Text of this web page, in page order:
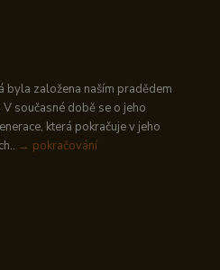
byla založena naším pradědem
současné době se o jeho
která pokračuje v jeho
→ pokračování